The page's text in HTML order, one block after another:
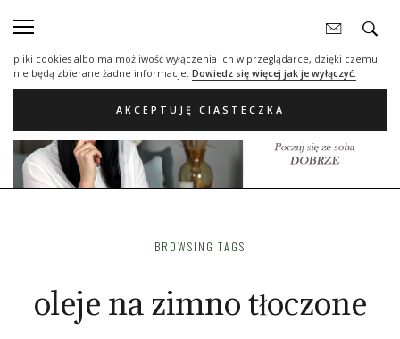
statystycznych, reklamowych oraz funkcjonalnych. Dzięki nim możemy
pliki cookies albo ma możliwość wyłączenia ich w przeglądarce, dzięki czemu
nie będą zbierane żadne informacje. Dowiedz się więcej jak je wyłączyć.
AKCEPTUJĘ CIASTECZKA
BROWSING TAGS
oleje na zimno tłoczone